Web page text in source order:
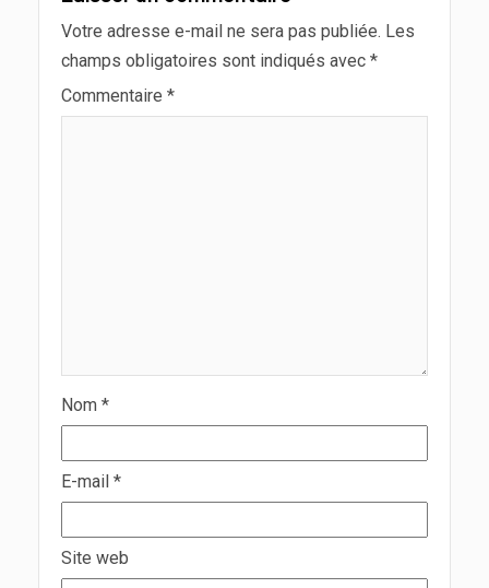
Votre adresse e-mail ne sera pas publiée. Les
champs obligatoires sont indiqués avec *
Commentaire *
Nom *
E-mail *
Site web